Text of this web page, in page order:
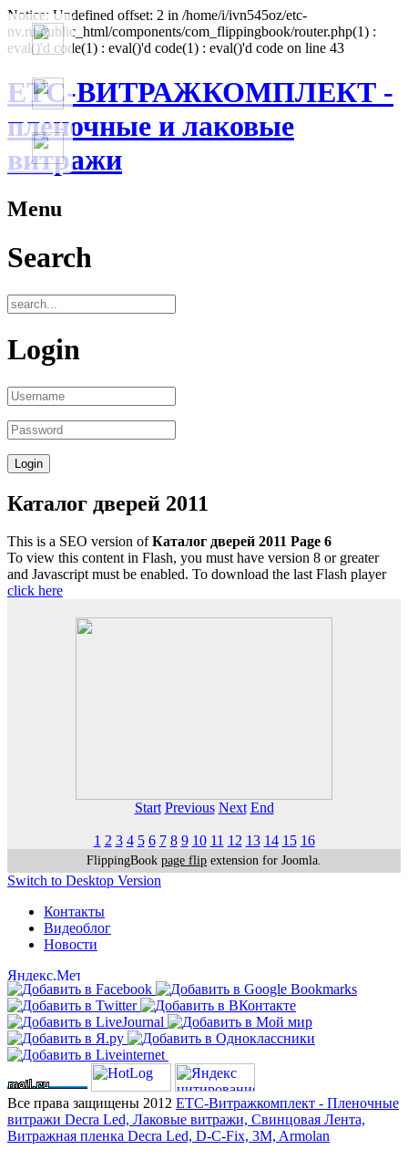
Notice: Undefined offset: 2 in /home/i/ivn545oz/etc-
nv.ru/public_html/components/com_flippingbook/router.php(1) :
eval()'d code(1) : eval()'d code(1) : eval()'d code on line 43
ЕТС-ВИТРАЖКОМПЛЕКТ -
пленочные и лаковые
витражи
Menu
Search
Login
Каталог дверей 2011
This is a SEO version ofКаталог дверей 2011 Page 6
To view this content in Flash, you must have version 8 or greater
and Javascript must be enabled. To download the last Flash player
click here
Start Previous Next End
1 2 3 4 5 6 7 8 9 10 11 12 13 14 15 16
FlippingBook page flip extension for Joomla.
Switch to Desktop Version
Контакты
Видеоблог
Новости
Все права защищены 2012 ЕТС-Витражкомплект - Пленочные
витражи Decra Led, Лаковые витражи, Свинцовая Лента,
Витражная пленка Decra Led, D-C-Fix, 3M, Armolan